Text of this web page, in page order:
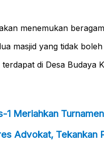
menemukan
masjid yang tidak
di Desa
1 Meriahkan
Advokat, Tekankan